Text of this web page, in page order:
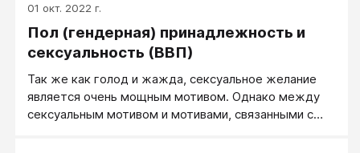
Наверное, из мальчика стоит воспитать мужчину.
Настоящего мужчину.
01 окт. 2022 г.
Пол (гендерная) принадлежность и
сексуальность (ВВП)
Так же как голод и жажда, сексуальное желание
является очень мощным мотивом. Однако между
сексуальным мотивом и мотивами, связанными с